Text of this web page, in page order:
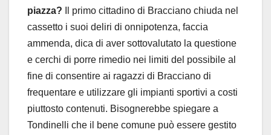
piazza? Il primo cittadino di Bracciano chiuda nel
cassetto i suoi deliri di onnipotenza, faccia
ammenda, dica di aver sottovalutato la questione
e cerchi di porre rimedio nei limiti del possibile al
fine di consentire ai ragazzi di Bracciano di
frequentare e utilizzare gli impianti sportivi a costi
piuttosto contenuti. Bisognerebbe spiegare a
Tondinelli che il bene comune può essere gestito